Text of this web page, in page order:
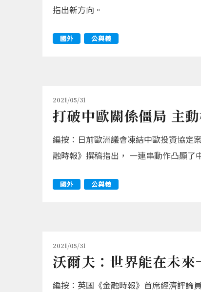
指出新方向。
國外 公與義
2021/05/31
打破中歐關係僵局 主
編按：日前歐洲議會凍結中歐投資協定
融時報》撰稿指出， 一連串動作凸顯了
國外 公與義
2021/05/31
沃爾夫：世界能在未
編按：英國《金融時報》首席經濟評論